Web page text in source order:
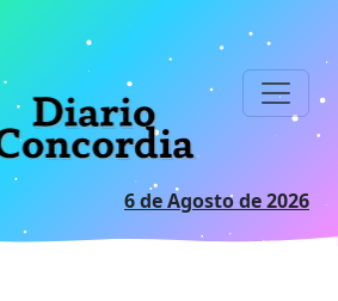
6 de Agosto de 2026